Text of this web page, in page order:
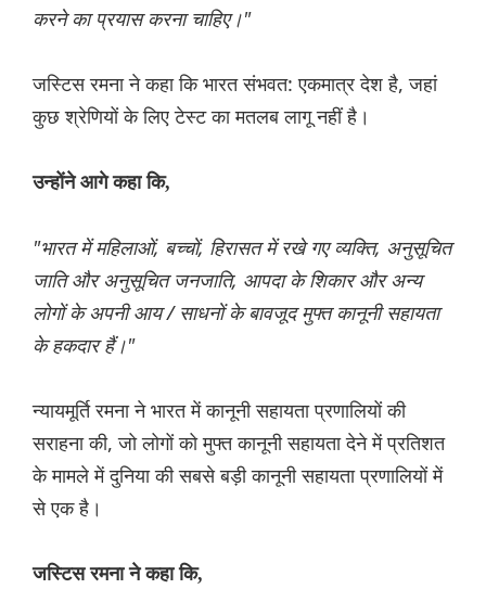
करने का प्रयास करना चाहिए।"
जस्टिस रमना ने कहा कि भारत संभवत: एकमात्र देश है, जहां
कुछ श्रेणियों के लिए टेस्ट का मतलब लागू नहीं है।
उन्होंने आगे कहा कि,
"भारत में महिलाओं, बच्चों, हिरासत में रखे गए व्यक्ति, अनुसूचित
जाति और अनुसूचित जनजाति, आपदा के शिकार और अन्य
लोगों के अपनी आय / साधनों के बावजूद मुफ्त कानूनी सहायता
के हकदार हैं।"
न्यायमूर्ति रमना ने भारत में कानूनी सहायता प्रणालियों की
सराहना की, जो लोगों को मुफ्त कानूनी सहायता देने में प्रतिशत
के मामले में दुनिया की सबसे बड़ी कानूनी सहायता प्रणालियों में
से एक है।
जस्टिस रमना ने कहा कि,